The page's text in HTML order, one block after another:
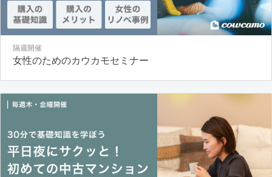
隔週開催
女性のためのカウカモセミナー